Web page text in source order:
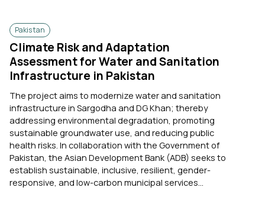
Pakistan
Climate Risk and Adaptation
Assessment for Water and Sanitation
Infrastructure in Pakistan
The project aims to modernize water and sanitation
infrastructure in Sargodha and DG Khan; thereby
addressing environmental degradation, promoting
sustainable groundwater use, and reducing public
health risks. In collaboration with the Government of
Pakistan, the Asian Development Bank (ADB) seeks to
establish sustainable, inclusive, resilient, gender-
responsive, and low-carbon municipal services...